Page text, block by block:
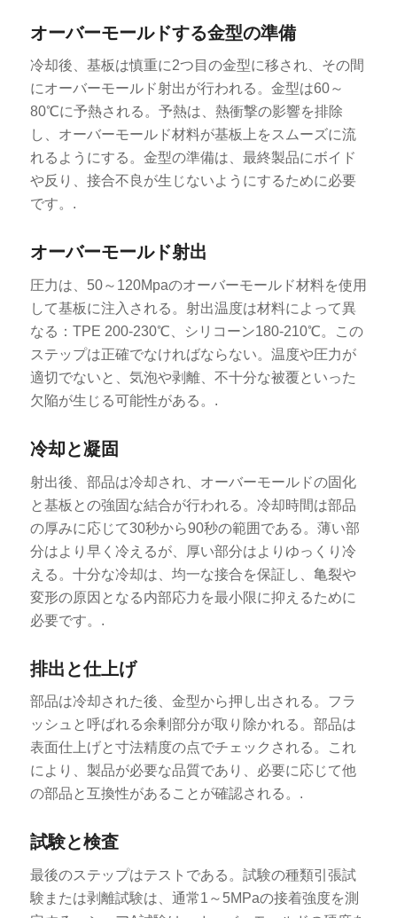
オーバーモールドする金型の準備
冷却後、基板は慎重に2つ目の金型に移され、その間
にオーバーモールド射出が行われる。金型は60～
80℃に予熱される。予熱は、熱衝撃の影響を排除
し、オーバーモールド材料が基板上をスムーズに流
れるようにする。金型の準備は、最終製品にボイド
や反り、接合不良が生じないようにするために必要
です。.
オーバーモールド射出
圧力は、50～120Mpaのオーバーモールド材料を使用
して基板に注入される。射出温度は材料によって異
なる：TPE 200-230℃、シリコーン180-210℃。この
ステップは正確でなければならない。温度や圧力が
適切でないと、気泡や剥離、不十分な被覆といった
欠陥が生じる可能性がある。.
冷却と凝固
射出後、部品は冷却され、オーバーモールドの固化
と基板との強固な結合が行われる。冷却時間は部品
の厚みに応じて30秒から90秒の範囲である。薄い部
分はより早く冷えるが、厚い部分はよりゆっくり冷
える。十分な冷却は、均一な接合を保証し、亀裂や
変形の原因となる内部応力を最小限に抑えるために
必要です。.
排出と仕上げ
部品は冷却された後、金型から押し出される。フラ
ッシュと呼ばれる余剰部分が取り除かれる。部品は
表面仕上げと寸法精度の点でチェックされる。これ
により、製品が必要な品質であり、必要に応じて他
の部品と互換性があることが確認される。.
試験と検査
最後のステップはテストである。試験の種類引張試
験または剥離試験は、通常1～5MPaの接着強度を測